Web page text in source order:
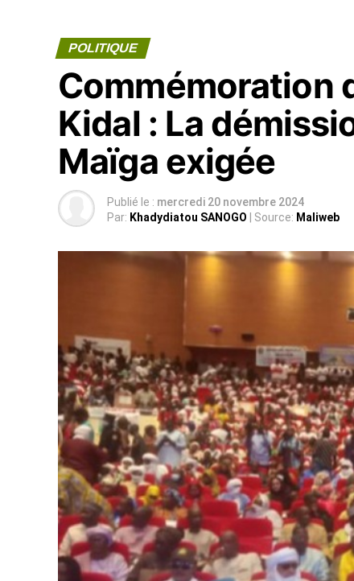
POLITIQUE
Commémoration
Kidal : La
Maïga exigée
Publié le : mercredi 20 novembre 2024
Par: Khadydiatou SANOGO | Source: Maliweb